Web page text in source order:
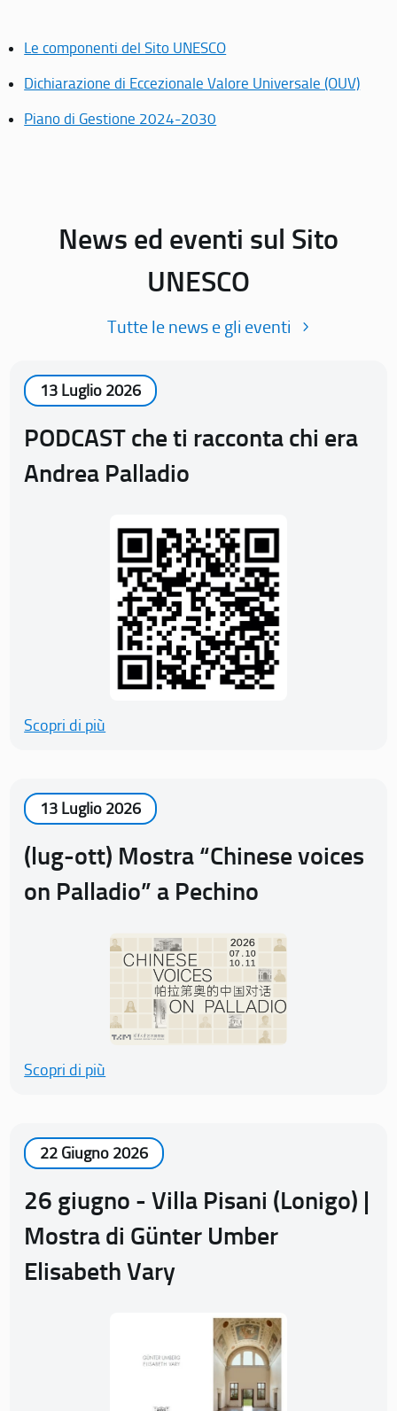
Le componenti del Sito UNESCO
Dichiarazione di Eccezionale Valore Universale (OUV)
Piano di Gestione 2024-2030
News ed eventi sul Sito
UNESCO
Tutte le news e gli eventi
13 Luglio 2026
PODCAST che ti racconta chi era
Andrea Palladio
Scopri di più
13 Luglio 2026
(lug-ott) Mostra “Chinese voices
on Palladio” a Pechino
Scopri di più
22 Giugno 2026
26 giugno - Villa Pisani (Lonigo) |
Mostra di Günter Umber
Elisabeth Vary